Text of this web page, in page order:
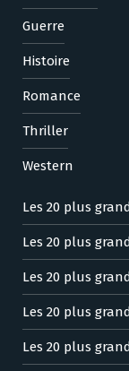
Guerre
Histoire
Romance
Thriller
Western
Les 20 plus
Les 20 plus
Les 20 plus
Les 20 plus
Les 20 plus